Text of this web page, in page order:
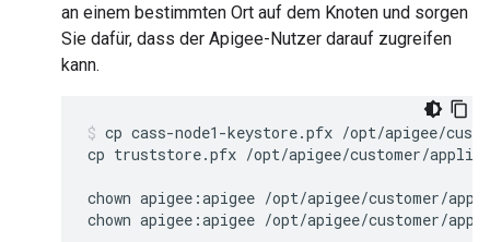
an einem bestimmten Ort auf dem Knoten und sorgen
Sie dafür, dass der Apigee-Nutzer darauf zugreifen
kann.
cp cass-node1-keystore.pfx /opt/apigee/
cp truststore.pfx /opt/apigee/customer/
chown apigee:apigee /opt/apigee/customer/
chown apigee:apigee /opt/apigee/customer/